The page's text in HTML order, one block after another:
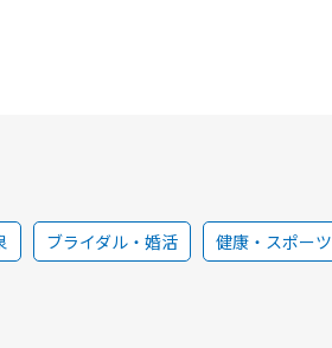
ブライダル・婚活 健康・スポーツ